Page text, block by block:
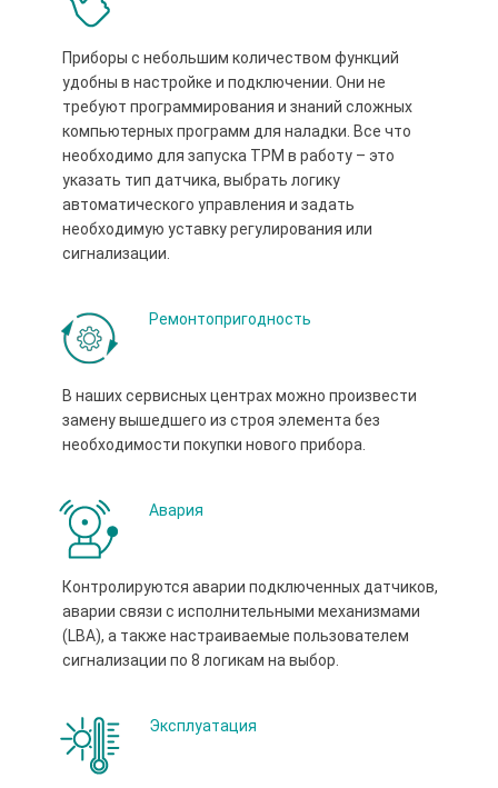
Приборы с небольшим количеством функций
удобны в настройке и подключении. Они не
требуют программирования и знаний сложных
компьютерных программ для наладки. Все что
необходимо для запуска ТРМ в работу – это
указать тип датчика, выбрать логику
автоматического управления и задать
необходимую уставку регулирования или
сигнализации.
Ремонтопригодность
В наших сервисных центрах можно произвести
замену вышедшего из строя элемента без
необходимости покупки нового прибора.
Авария
Контролируются аварии подключенных датчиков,
аварии связи с исполнительными механизмами
(LBA), а также настраиваемые пользователем
сигнализации по 8 логикам на выбор.
Эксплуатация